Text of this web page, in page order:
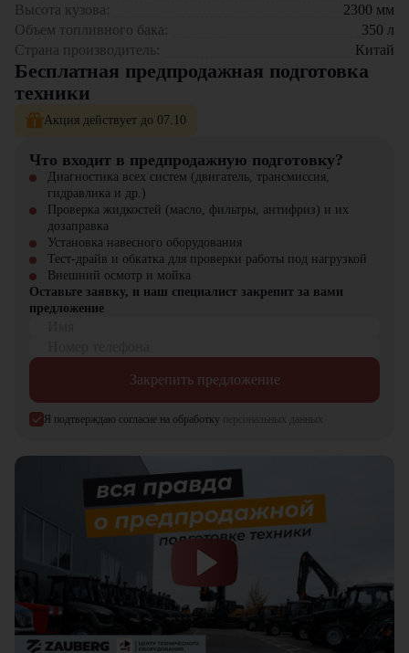
можете в компании "ЦТО"! Наши преимущества:
Гарантия 12 месяцев от производителя
Собственный сервисный центр с современным оборудованием
Оригинальные запчасти всегда в наличии
различных задач. Наши специалисты помогут подобрать
оптимальное решение для вашего бизнеса!
Высота кузова:
2300 мм
Объем топливного бака:
350 л
Страна производитель:
Китай
Бесплатная предпродажная подготовка
техники
Акция действует до 07.10
Что входит в предпродажную подготовку?
Диагностика всех систем (двигатель, трансмиссия,
гидравлика и др.)
Проверка жидкостей (масло, фильтры, антифриз) и их
дозаправка
Установка навесного оборудования
Тест-драйв и обкатка для проверки работы под нагрузкой
Внешний осмотр и мойка
Оставьте заявку, и наш специалист закрепит за вами
предложение
Закрепить предложение
Я подтверждаю согласие на обработку персональных данных